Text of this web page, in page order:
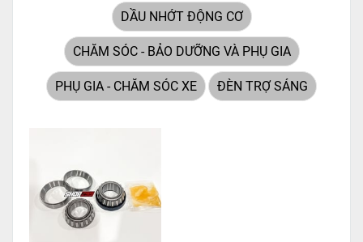
toàn không cần bảo dưỡng.
DẦU NHỚT ĐỘNG CƠ
CHĂM SÓC - BẢO DƯỠNG VÀ PHỤ GIA
PHỤ GIA - CHĂM SÓC XE ĐÈN TRỢ SÁNG